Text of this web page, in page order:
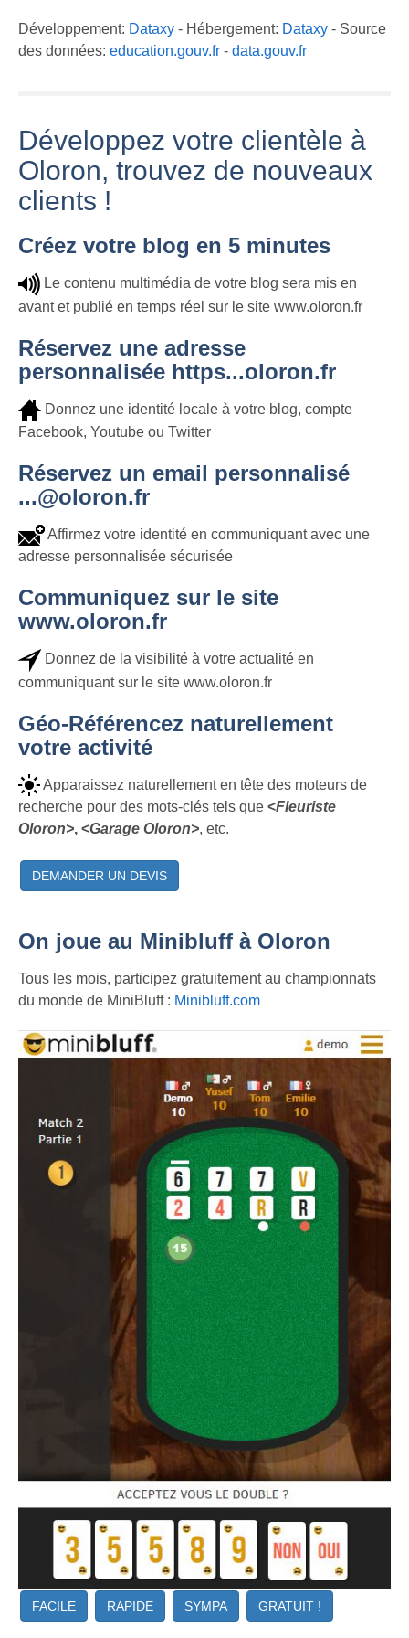
Développement: Dataxy - Hébergement: Dataxy - Source
des données: education.gouv.fr - data.gouv.fr
Développez votre clientèle à
Oloron, trouvez de nouveaux
clients !
Créez votre blog en 5 minutes
Le contenu multimédia de votre blog sera mis en
avant et publié en temps réel sur le site www.oloron.fr
Réservez une adresse
personnalisée https...oloron.fr
Donnez une identité locale à votre blog, compte
Facebook, Youtube ou Twitter
Réservez un email personnalisé
...@oloron.fr
Affirmez votre identité en communiquant avec une
adresse personnalisée sécurisée
Communiquez sur le site
www.oloron.fr
Donnez de la visibilité à votre actualité en
communiquant sur le site www.oloron.fr
Géo-Référencez naturellement
votre activité
Apparaissez naturellement en tête des moteurs de
recherche pour des mots-clés tels que <Fleuriste
Oloron>, <Garage Oloron>, etc.
DEMANDER UN DEVIS
On joue au Minibluff à Oloron
Tous les mois, participez gratuitement au championnats
du monde de MiniBluff : Minibluff.com
FACILE RAPIDE SYMPA GRATUIT !